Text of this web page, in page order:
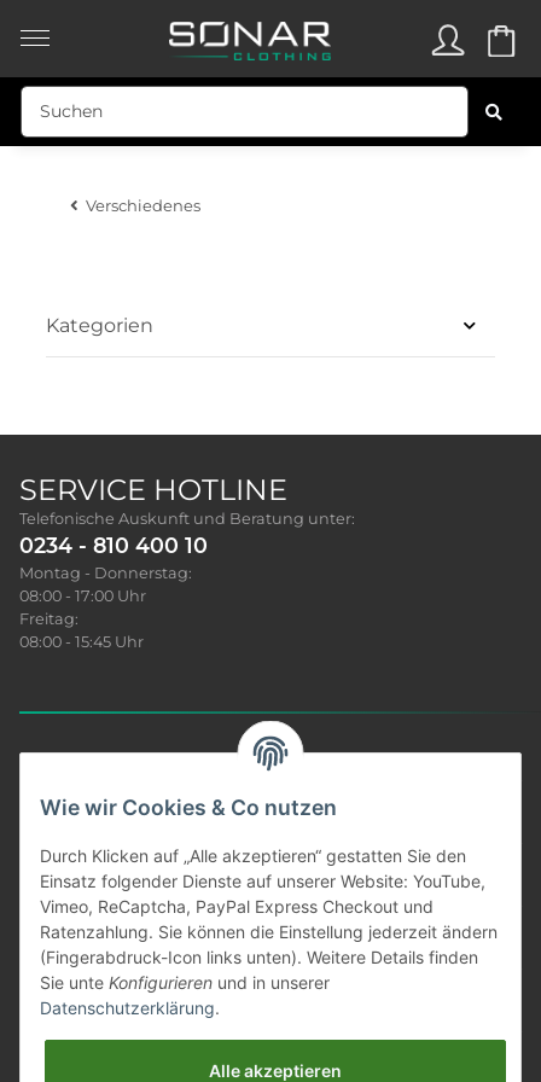
Verschiedenes
Kategorien
SERVICE HOTLINE
Telefonische Auskunft und Beratung unter:
0234 - 810 400 10
Montag - Donnerstag:
08:00 - 17:00 Uhr
Freitag:
08:00 - 15:45 Uhr
Produkt Infos
Unser Service
Informationen
Wie wir Cookies & Co nutzen
Durch Klicken auf „Alle akzeptieren“ gestatten Sie den
Einsatz folgender Dienste auf unserer Website: YouTube,
Vimeo, ReCaptcha, PayPal Express Checkout und
Ratenzahlung. Sie können die Einstellung jederzeit ändern
(Fingerabdruck-Icon links unten). Weitere Details finden
Sie unte Konfigurieren und in unserer
Datenschutzerklärung.
Alle akzeptieren